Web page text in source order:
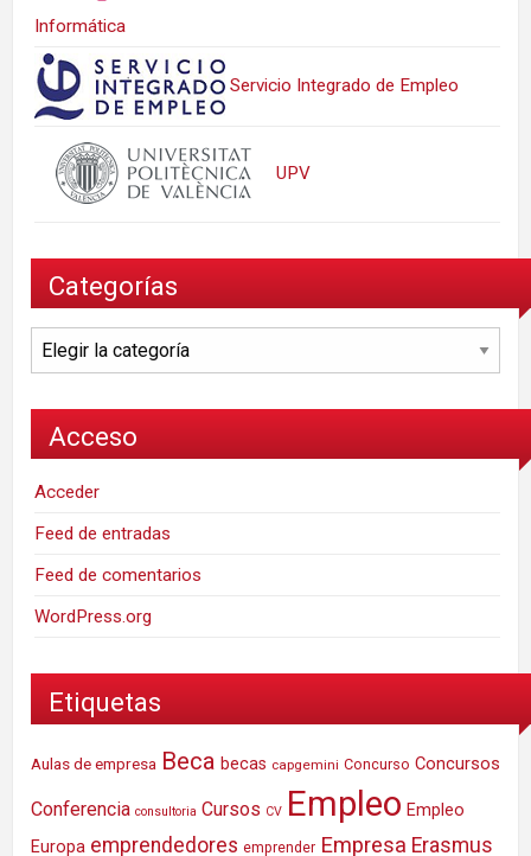
Informática
Servicio Integrado de Empleo
UPV
Categorías
Categorías
Acceso
Acceder
Feed de entradas
Feed de comentarios
WordPress.org
Etiquetas
Aulas de empresa Beca becas capgemini Concurso Concursos
Conferencia consultoria Cursos CV Empleo Empleo
Europa emprendedores emprender Empresa Erasmus